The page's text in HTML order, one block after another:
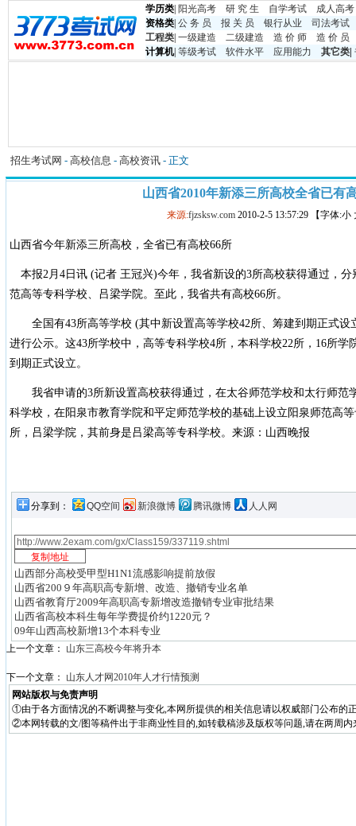
学历类 阳光高考 研 究 生 自学考试
成人高考
资格类 公 务 员 报 关 员 银行从业
司法考试
工程类 一级建造 二级建造 造 价 师
造 价 员
计算机| 等级考试 软件水平 应用能力 其它类
招生考试网 - 高校信息 - 高校资讯 - 正文
山西省2010年新添三所高校全省已有
来源:fjzsksw.com 2010-2-5 13:57:29 【字体:小
山西省今年新添三所高校，全省已有高校66所
本报2月4日讯 (记者 王冠兴)今年，我省新设的3所高校获得通过，
范高等专科学校、吕梁学院。至此，我省共有高校66所。
全国有43所高等学校 (其中新设置高等学校42所、筹建到期正式设
进行公示。这43所学校中，高等专科学校4所，本科学校22所，16所学
到期正式设立。
我省申请的3所新设置高校获得通过，在太谷师范学校和太行师范
科学校，在阳泉市教育学院和平定师范学校的基础上设立阳泉师范高
所，吕梁学院，其前身是吕梁高等专科学校。来源：山西晚报
分享到： QQ空间 新浪微博 腾讯微博 人人网
山西部分高校受甲型H1N1流感影响提前放假
山西省200９年高职高专新增、改造、撤销专业名单
山西省教育厅2009年高职高专新增改造撤销专业审批结果
山西省高校本科生每年学费提价约1220元？
09年山西高校新增13个本科专业
上一个文章： 山东三高校今年将升本
下一个文章：
山东人才网2010年人才行情预测
网站版权与免责声明
①由于各方面情况的不断调整与变化,本网所提供的相关信息请以权威部门公布的
②本网转载的文/图等稿件出于非商业性目的,如转载稿涉及版权等问题,请在两周内